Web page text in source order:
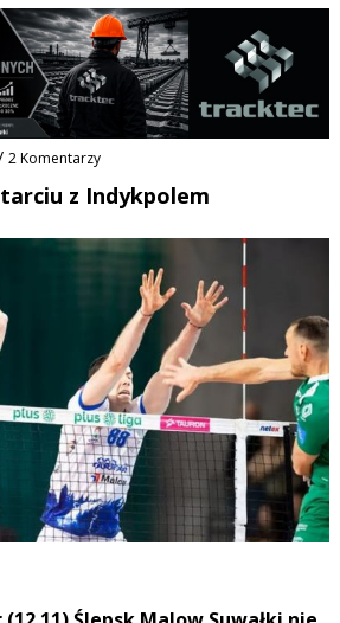
/Sport/
Pinterest Tumblr
0 Reddit Share
2 Komentarzy
z Indykpolem